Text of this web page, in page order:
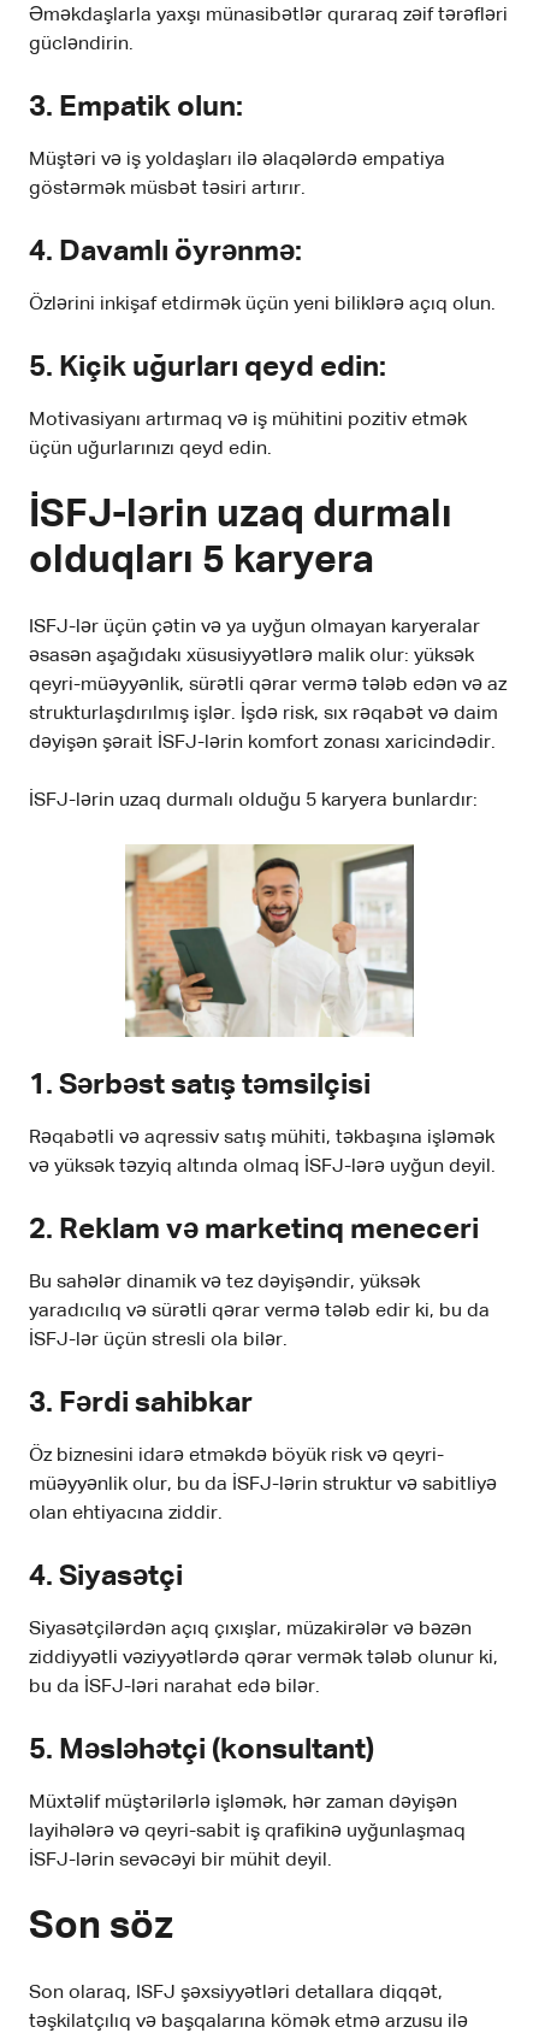
Əməkdaşlarla yaxşı münasibətlər quraraq zəif tərəfləri
gücləndirin.
3. Empatik olun:
Müştəri və iş yoldaşları ilə əlaqələrdə empatiya
göstərmək müsbət təsiri artırır.
4. Davamlı öyrənmə:
Özlərini inkişaf etdirmək üçün yeni biliklərə açıq olun.
5. Kiçik uğurları qeyd edin:
Motivasiyanı artırmaq və iş mühitini pozitiv etmək
üçün uğurlarınızı qeyd edin.
İSFJ-lərin uzaq durmalı
olduqları 5 karyera
ISFJ-lər üçün çətin və ya uyğun olmayan karyeralar
əsasən aşağıdakı xüsusiyyətlərə malik olur: yüksək
qeyri-müəyyənlik, sürətli qərar vermə tələb edən və az
strukturlaşdırılmış işlər. İşdə risk, sıx rəqabət və daim
dəyişən şərait İSFJ-lərin komfort zonası xaricindədir.
İSFJ-lərin uzaq durmalı olduğu 5 karyera bunlardır:
1. Sərbəst satış təmsilçisi
Rəqabətli və aqressiv satış mühiti, təkbaşına işləmək
və yüksək təzyiq altında olmaq İSFJ-lərə uyğun deyil.
2. Reklam və marketinq meneceri
Bu sahələr dinamik və tez dəyişəndir, yüksək
yaradıcılıq və sürətli qərar vermə tələb edir ki, bu da
İSFJ-lər üçün stresli ola bilər.
3. Fərdi sahibkar
Öz biznesini idarə etməkdə böyük risk və qeyri-
müəyyənlik olur, bu da İSFJ-lərin struktur və sabitliyə
olan ehtiyacına ziddir.
4. Siyasətçi
Siyasətçilərdən açıq çıxışlar, müzakirələr və bəzən
ziddiyyətli vəziyyətlərdə qərar vermək tələb olunur ki,
bu da İSFJ-ləri narahat edə bilər.
5. Məsləhətçi (konsultant)
Müxtəlif müştərilərlə işləmək, hər zaman dəyişən
layihələrə və qeyri-sabit iş qrafikinə uyğunlaşmaq
İSFJ-lərin sevəcəyi bir mühit deyil.
Son söz
Son olaraq, ISFJ şəxsiyyətləri detallara diqqət,
təşkilatçılıq və başqalarına kömək etmə arzusu ilə